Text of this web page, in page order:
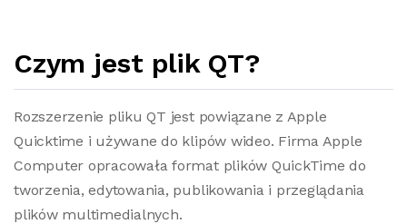
Czym jest plik QT?
Rozszerzenie pliku QT jest powiązane z Apple
Quicktime i używane do klipów wideo. Firma Apple
Computer opracowała format plików QuickTime do
tworzenia, edytowania, publikowania i przeglądania
plików multimedialnych.